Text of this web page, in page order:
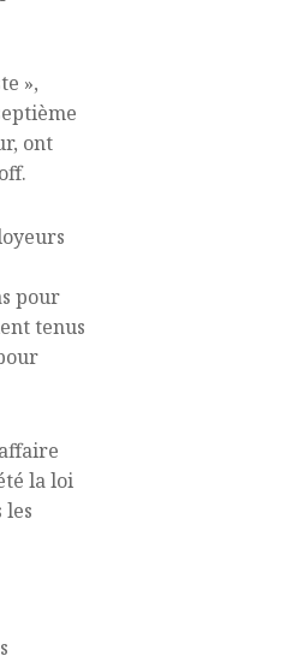
»,
ont
pour
tenus
la loi
les